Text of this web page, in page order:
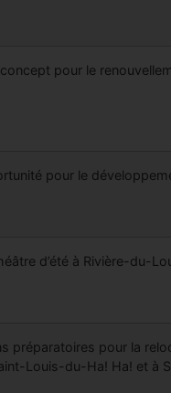
pour le
pour le
d’été à Rivière-du-
préparatoires pour la
Louis-du-Ha! Ha! et à